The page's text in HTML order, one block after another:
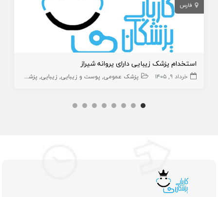
فارس
استخدام پزشک زیبایی دارای پروانه شیراز
خرداد ۹, ۱۴۰۵ پزشک عمومی پوست و زیبایی زیبایی پزشک عمومی پوست